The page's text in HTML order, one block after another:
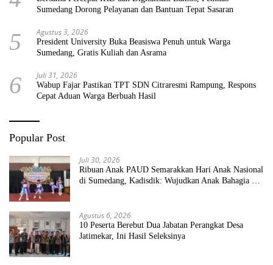
Sumedang Dorong Pelayanan dan Bantuan Tepat Sasaran
5 Agustus 3, 2026
President University Buka Beasiswa Penuh untuk Warga
Sumedang, Gratis Kuliah dan Asrama
6 Juli 31, 2026
Wabup Fajar Pastikan TPT SDN Citraresmi Rampung, Respons
Cepat Aduan Warga Berbuah Hasil
Popular Post
Juli 30, 2026
Ribuan Anak PAUD Semarakkan Hari Anak Nasional
di Sumedang, Kadisdik: Wujudkan Anak Bahagia dan
Agustus 6, 2026
10 Peserta Berebut Dua Jabatan Perangkat Desa
Jatimekar, Ini Hasil Seleksinya